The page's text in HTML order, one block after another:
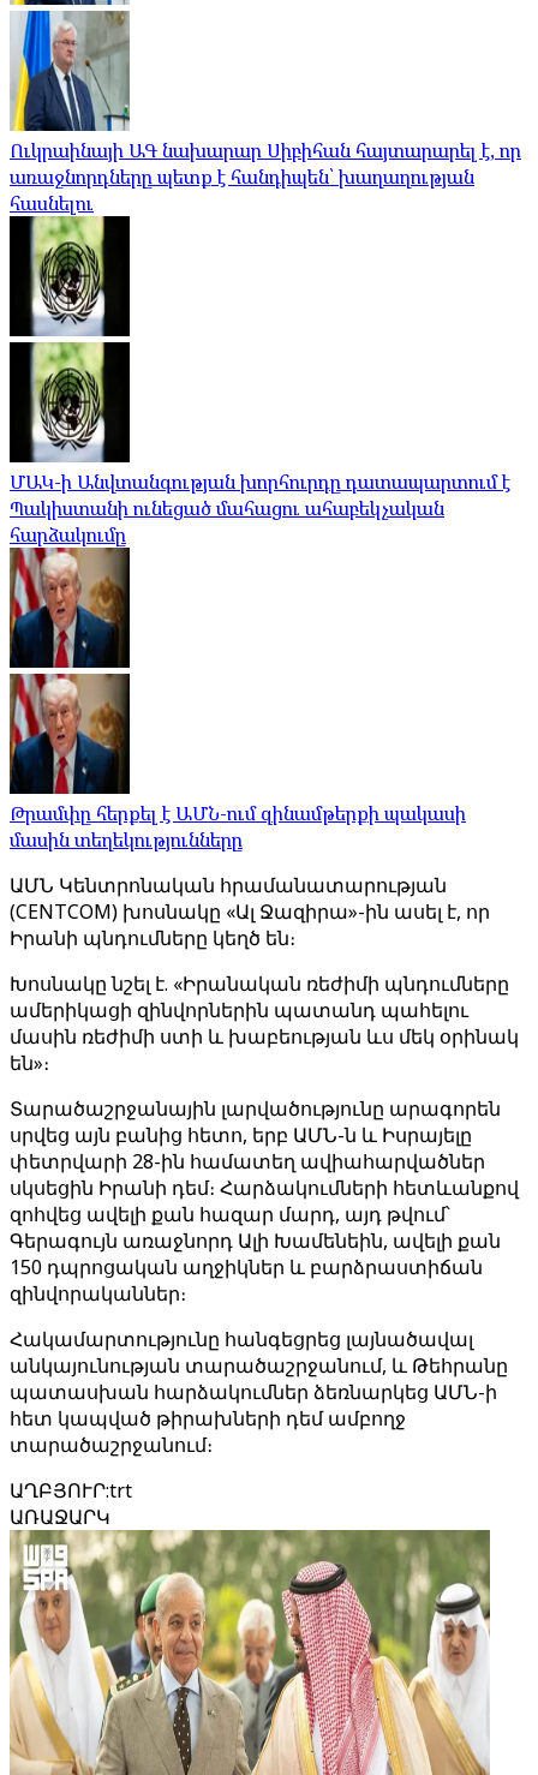
Ուկրաինայի ԱԳ նախարար Սիբիհան հայտարարել է, որ
առաջնորդները պետք է հանդիպեն՝ խաղաղության
հասնելու
ՄԱԿ-ի Անվտանգության խորհուրդը դատապարտում է
Պակիստանի ունեցած մահացու ահաբեկչական
հարձակումը
Թրամփը հերքել է ԱՄՆ-ում զինամթերքի պակասի
մասին տեղեկությունները
ԱՄՆ Կենտրոնական հրամանատարության
(CENTCOM) խոսնակը «Ալ Ջազիրա»-ին ասել է, որ
Իրանի պնդումները կեղծ են։
Խոսնակը նշել է. «Իրանական ռեժիմի պնդումները
ամերիկացի զինվորներին պատանդ պահելու
մասին ռեժիմի ստի և խաբեության ևս մեկ օրինակ
են»։
Տարածաշրջանային լարվածությունը արագորեն
սրվեց այն բանից հետո, երբ ԱՄՆ-ն և Իսրայելը
փետրվարի 28-ին համատեղ ավիահարվածներ
սկսեցին Իրանի դեմ։ Հարձակումների հետևանքով
զոհվեց ավելի քան հազար մարդ, այդ թվում՝
Գերագույն առաջնորդ Ալի Խամենեին, ավելի քան
150 դպրոցական աղջիկներ և բարձրաստիճան
զինվորականներ։
Հակամարտությունը հանգեցրեց լայնածավալ
անկայունության տարածաշրջանում, և Թեհրանը
պատասխան հարձակումներ ձեռնարկեց ԱՄՆ-ի
հետ կապված թիրախների դեմ ամբողջ
տարածաշրջանում։
ԱՂԲՅՈՒՐ:trt
ԱՌԱՋԱՐԿ